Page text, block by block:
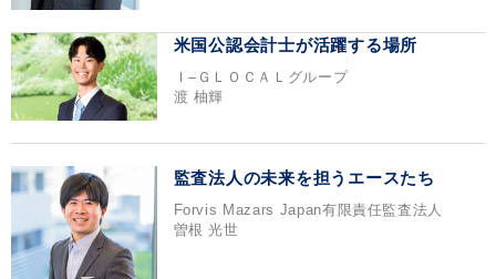
監査法人の未来を担うエースたち
Forvis Mazars Japan有限責任監査法人
曽根 光世
米国公認会計士が活躍する場所
Ｉ‒ＧＬＯＣＡＬグループ
渡 柚輝